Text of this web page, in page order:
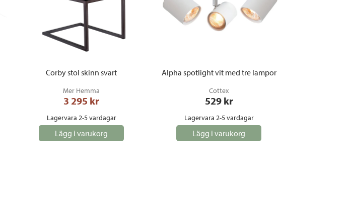
Corby stol skinn svart
Mer Hemma
3 295 kr
Lagervara 2-5 vardagar
Lägg i varukorg
Alpha spotlight vit med tre lampor
Cottex
529 kr
Lagervara 2-5 vardagar
Lägg i varukorg